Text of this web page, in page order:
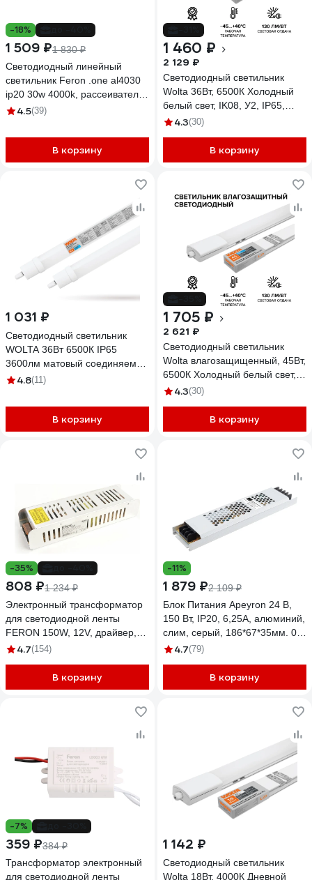
-18%
1 509 ₽1 830 ₽
Светодиодный линейный
светильник Feron .one al4030
ip20 30w 4000k, рассеиватель
матовый в стальном корпусе,
4.5(39)
В корзину
1 460 ₽
2 129 ₽
Светодиодный светильник
Wolta 36Вт, 6500К Холодный
белый свет, IK08, У2, IP65,
влаг/защ эконом WPL36-
4.3(30)
В корзину
1 031 ₽
Светодиодный светильник
WOLTA 36Вт 6500К IP65
3600лм матовый соединяемый
в линию WPL36-6.5K120-03
4.8(11)
В корзину
1 705 ₽
2 621 ₽
Светодиодный светильник
Wolta влагозащищенный, 45Вт,
6500К Холодный белый свет,
IP65 WPL48-6.5K150-01
4.3(30)
В корзину
-35%
808 ₽1 234 ₽
Электронный трансформатор
для светодиодной ленты
FERON 150W, 12V, драйвер,
LB009, 21496
4.7(154)
В корзину
-11%
1 879 ₽2 109 ₽
Блок Питания Apeyron 24 В,
150 Вт, IP20, 6,25А, алюминий,
слим, серый, 186*67*35мм. 03-
724.7(79)
В корзину
-7%
359 ₽384 ₽
Трансформатор электронный
для светодиодной ленты
1 142 ₽
Светодиодный светильник
Wolta 18Вт, 4000К Дневной